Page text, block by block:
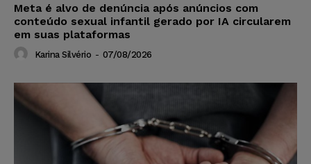
Meta é alvo de denúncia após anúncios com
conteúdo sexual infantil gerado por IA circularem
em suas plataformas
Karina Silvério - 07/08/2026